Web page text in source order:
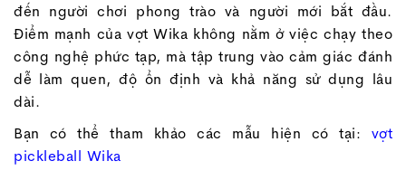
đến người chơi phong trào và người mới bắt đầu.
Điểm mạnh của vợt Wika không nằm ở việc chạy theo
công nghệ phức tạp, mà tập trung vào cảm giác đánh
dễ làm quen, độ ổn định và khả năng sử dụng lâu
dài.
Bạn có thể tham khảo các mẫu hiện có tại: vợt
pickleball Wika